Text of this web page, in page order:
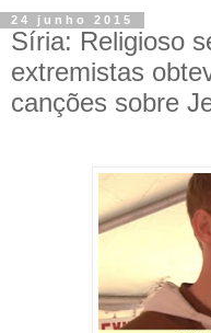
24 junho 2015
Síria: Religioso
extremistas
canções sobre